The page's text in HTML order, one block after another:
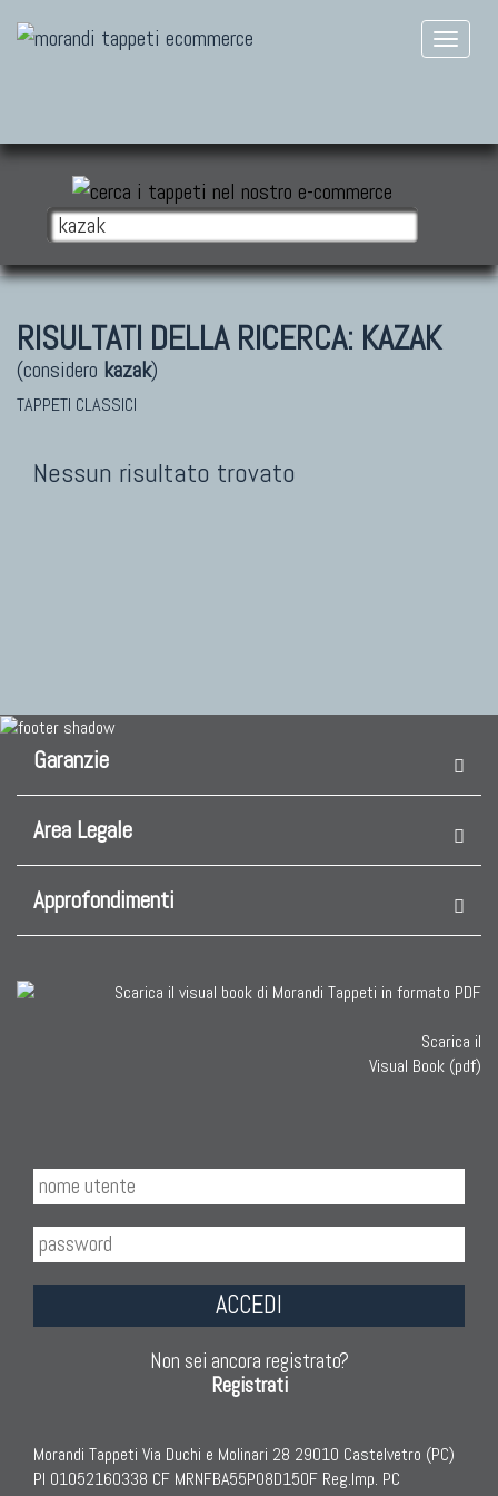
RISULTATI DELLA RICERCA: KAZAK
(considero kazak)
TAPPETI CLASSICI
Nessun risultato trovato
Garanzie
Area Legale
Approfondimenti
Scarica il
Visual Book (pdf)
ACCEDI
Non sei ancora registrato?
Registrati
Morandi Tappeti Via Duchi e Molinari 28 29010 Castelvetro (PC)
PI 01052160338 CF MRNFBA55P08D150F Reg.Imp. PC